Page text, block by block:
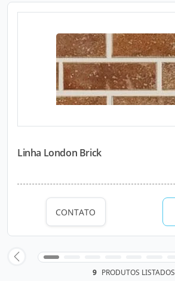
Linha London Brick
CONTATO
9 PRODUTOS LISTADOS